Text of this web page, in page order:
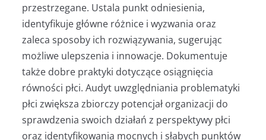
przestrzegane. Ustala punkt odniesienia,
identyfikuje główne różnice i wyzwania oraz
zaleca sposoby ich rozwiązywania, sugerując
możliwe ulepszenia i innowacje. Dokumentuje
także dobre praktyki dotyczące osiągnięcia
równości płci. Audyt uwzględniania problematyki
płci zwiększa zbiorczy potencjał organizacji do
sprawdzenia swoich działań z perspektywy płci
oraz identyfikowania mocnych i słabych punktów